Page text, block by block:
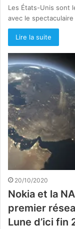
Les États-Unis sont
avec le
Lire la suite
20/10/2020
Nokia et la
premier
Lune d’ici fin